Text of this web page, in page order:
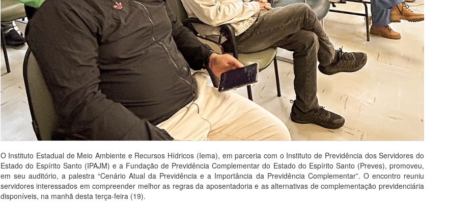
O Instituto Estadual de Meio Ambiente e Recursos Hídricos (Iema), em parceria com o Instituto de Previdência dos Servidores do
Estado do Espírito Santo (IPAJM) e a Fundação de Previdência Complementar do Estado do Espírito Santo (Preves), promoveu,
em seu auditório, a palestra “Cenário Atual da Previdência e a Importância da Previdência Complementar”. O encontro reuniu
servidores interessados em compreender melhor as regras da aposentadoria e as alternativas de complementação previdenciária
disponíveis, na manhã desta terça-feira (19).